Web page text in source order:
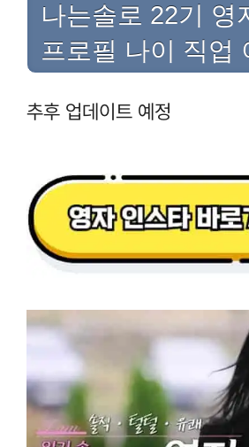
나는솔로 22기 영
프로필 나이 직업
추후 업데이트 예정